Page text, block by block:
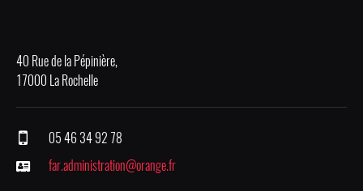
40 Rue de la Pépinière,
17000 La Rochelle
05 46 34 92 78
far.administration@orange.fr